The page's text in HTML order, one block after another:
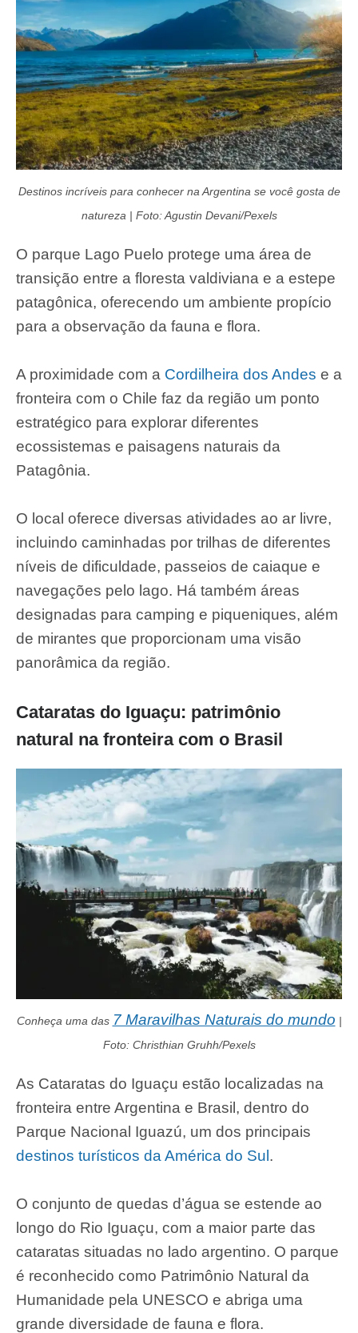
Destinos incríveis para conhecer na Argentina se você gosta de
natureza | Foto: Agustin Devani/Pexels
O parque Lago Puelo protege uma área de
transição entre a floresta valdiviana e a estepe
patagônica, oferecendo um ambiente propício
para a observação da fauna e flora.
A proximidade com a Cordilheira dos Andes e a
fronteira com o Chile faz da região um ponto
estratégico para explorar diferentes
ecossistemas e paisagens naturais da
Patagônia.
O local oferece diversas atividades ao ar livre,
incluindo caminhadas por trilhas de diferentes
níveis de dificuldade, passeios de caiaque e
navegações pelo lago. Há também áreas
designadas para camping e piqueniques, além
de mirantes que proporcionam uma visão
panorâmica da região.
Cataratas do Iguaçu: patrimônio
natural na fronteira com o Brasil
Conheça uma das 7 Maravilhas Naturais do mundo |
Foto: Christhian Gruhh/Pexels
As Cataratas do Iguaçu estão localizadas na
fronteira entre Argentina e Brasil, dentro do
Parque Nacional Iguazú, um dos principais
destinos turísticos da América do Sul .
O conjunto de quedas d’água se estende ao
longo do Rio Iguaçu, com a maior parte das
cataratas situadas no lado argentino. O parque
é reconhecido como Patrimônio Natural da
Humanidade pela UNESCO e abriga uma
grande diversidade de fauna e flora.